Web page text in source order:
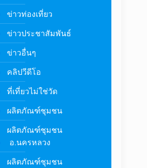
ข่าวท่องเที่ยว
ข่าวประชาสัมพันธ์
ข่าวอื่นๆ
คลิปวีดีโอ
ที่เที่ยวไม่ใช่วัด
ผลิตภัณฑ์ชุมชน
ผลิตภัณฑ์ชุมชน
อ.นครหลวง
ผลิตภัณฑ์ชุมชน